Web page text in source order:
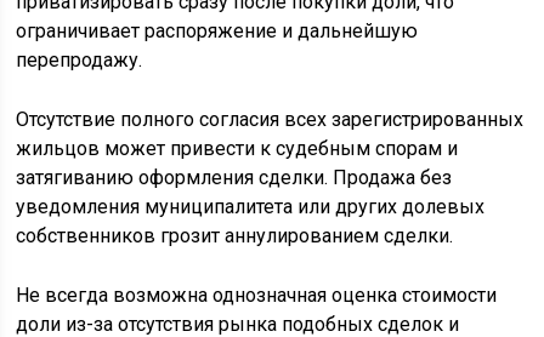
ограничивает распоряжение и дальнейшую
перепродажу.
Отсутствие полного согласия всех зарегистрированных
жильцов может привести к судебным спорам и
затягиванию оформления сделки. Продажа без
уведомления муниципалитета или других долевых
собственников грозит аннулированием сделки.
Не всегда возможна однозначная оценка стоимости
доли из-за отсутствия рынка подобных сделок и